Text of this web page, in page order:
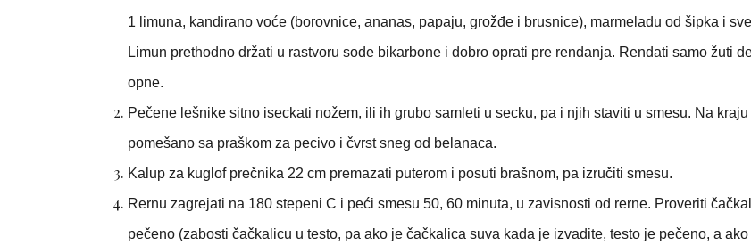
1 limuna, kandirano voće (borovnice, ananas, papaju, grožđe i brusnice), marmeladu od šipka i
Limun prethodno držati u rastvoru sode bikarbone i dobro oprati pre rendanja. Rendati samo žuti
opne.
Pečene lešnike sitno iseckati nožem, ili ih grubo samleti u secku, pa i njih staviti u smesu. Na
pomešano sa praškom za pecivo i čvrst sneg od belanaca.
Kalup za kuglof prečnika 22 cm premazati puterom i posuti brašnom, pa izručiti smesu.
Rernu zagrejati na 180 stepeni C i peći smesu 50, 60 minuta, u zavisnosti od rerne. Proveriti
pečeno (zabosti čačkalicu u testo, pa ako je čačkalica suva kada je izvadite, testo je pečeno, a